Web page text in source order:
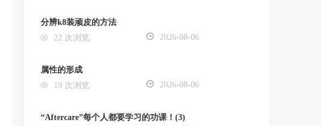
分辨k8装顽皮的方法
22 次浏览
2026-08-06
属性的形成
19 次浏览
2026-08-06
“Aftercare”每个人都要学习的功课！(3)